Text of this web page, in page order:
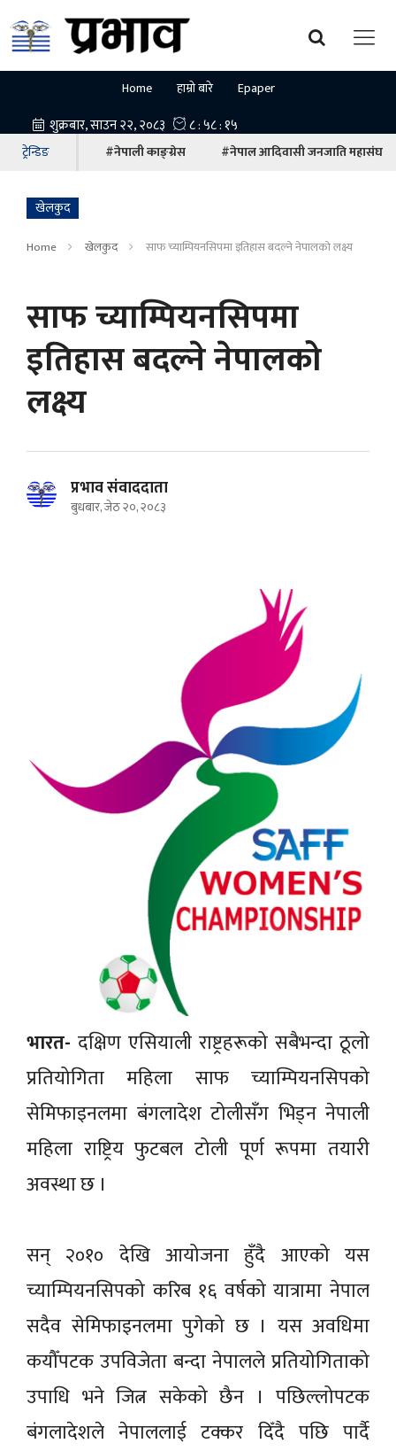
Home हाम्रो बारे Epaper
ट्रेन्डिङ #नेपाली काङ्ग्रेस #नेपाल आदिवासी जनजाति महासंघ
खेलकुद
Home खेलकुद साफ च्याम्पियनसिपमा इतिहास बदल्ने नेपालको लक्ष्य
साफ च्याम्पियनसिपमा
इतिहास बदल्ने नेपालको
लक्ष्य
प्रभाव संवाददाता
बुधबार, जेठ २०, २०८३
भारत- दक्षिण एसियाली राष्ट्रहरूको सबैभन्दा ठूलो
प्रतियोगिता महिला साफ च्याम्पियनसिपको
सेमिफाइनलमा बंगलादेश टोलीसँग भिड्न नेपाली
महिला राष्ट्रिय फुटबल टोली पूर्ण रूपमा तयारी
अवस्था छ ।
सन् २०१० देखि आयोजना हुँदै आएको यस
च्याम्पियनसिपको करिब १६ वर्षको यात्रामा नेपाल
सदैव सेमिफाइनलमा पुगेको छ । यस अवधिमा
कयौँपटक उपविजेता बन्दा नेपालले प्रतियोगिताको
उपाधि भने जित्न सकेको छैन । पछिल्लोपटक
बंगलादेशले नेपाललाई टक्कर दिँदै पछि पार्दै